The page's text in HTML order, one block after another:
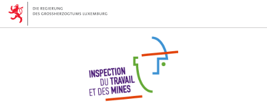
Zur
Navigation
Zum
Inhalt